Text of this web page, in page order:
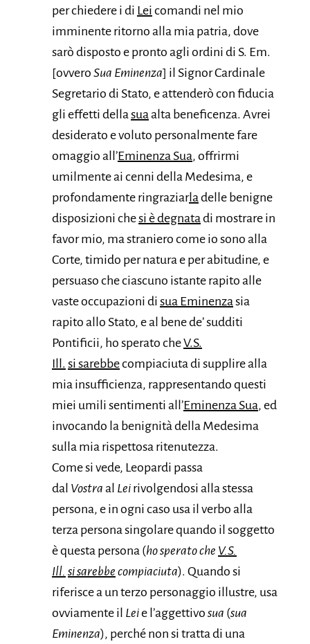
per chiedere i di Lei comandi nel mio
imminente ritorno alla mia patria, dove
sarò disposto e pronto agli ordini di S. Em.
[ovvero Sua Eminenza] il Signor Cardinale
Segretario di Stato, e attenderò con fiducia
gli effetti dellasuaalta beneficenza. Avrei
desiderato e voluto personalmente fare
omaggio all’Eminenza Sua, offrirmi
umilmente ai cenni della Medesima, e
profondamente ringraziarladelle benigne
disposizioni chesi è degnatadi mostrare in
favor mio, ma straniero come io sono alla
Corte, timido per natura e per abitudine, e
persuaso che ciascuno istante rapito alle
vaste occupazioni di sua Eminenzasia
rapito allo Stato, e al bene de’ sudditi
Pontificii, ho sperato cheV.S.
Ill. si sarebbecompiaciuta di supplire alla
mia insufficienza, rappresentando questi
miei umili sentimenti all’Eminenza Sua, ed
invocando la benignità della Medesima
sulla mia rispettosa ritenutezza.
Come si vede, Leopardi passa
dal Vostra al Lei rivolgendosi alla stessa
persona, e in ogni caso usa il verbo alla
terza persona singolare quando il soggetto
è questa persona (ho sperato che V.S.
Ill. si sarebbe compiaciuta). Quando si
riferisce a un terzo personaggio illustre, usa
ovviamente il Leie l’aggettivo sua (sua
Eminenza), perché non si tratta di una